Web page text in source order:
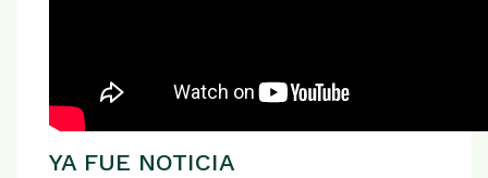
YA FUE NOTICIA